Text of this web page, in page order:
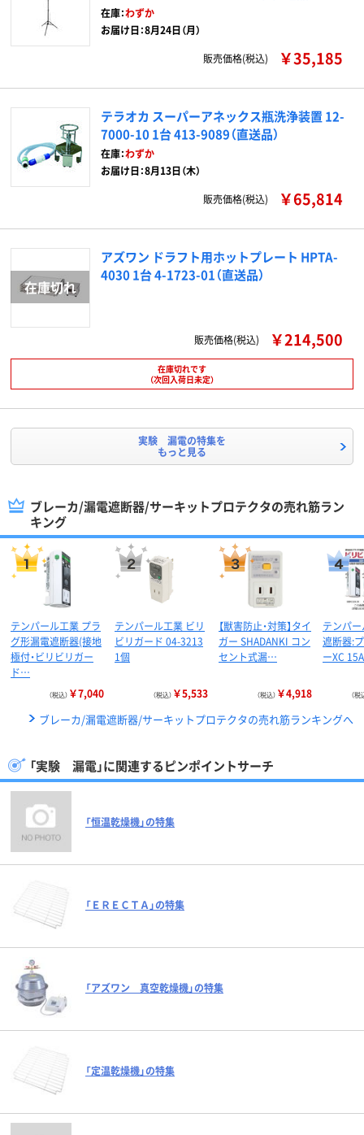
在庫：わずか
お届け日：8月24日（月）
販売価格(税込) ￥35,185
テラオカ スーパーアネックス瓶洗浄装置 12-
7000-10 1台 413-9089（直送品）
在庫：わずか
お届け日：8月13日（木）
販売価格(税込) ￥65,814
アズワン ドラフト用ホットプレート HPTA-
4030 1台 4-1723-01（直送品）
販売価格(税込) ￥214,500
在庫切れです
（次回入荷日未定）
実験 漏電の特集を
もっと見る
ブレーカ/漏電遮断器/サーキットプロテクタの売れ筋ラン
キング
テンパール工業 プラ
グ形漏電遮断器(接地
極付・ビリビリガー
ド…
（税込） ￥7,040
テンパール工業 ビリ
ビリガード 04-3213
1個
（税込） ￥5,533
【獣害防止・対策】タイ
ガー SHADANKI コン
セント式漏…
（税込） ￥4,918
テンパ
遮断器:
ーXC
（税
ブレーカ/漏電遮断器/サーキットプロテクタの売れ筋ランキングへ
「実験 漏電」に関連するピンポイントサーチ
「恒温乾燥機」の特集
「ＥＲＥＣＴＡ」の特集
「アズワン 真空乾燥機」の特集
「定温乾燥機」の特集